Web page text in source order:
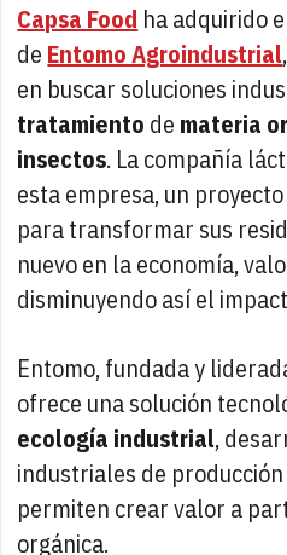
Capsa Food ha adquirido
de Entomo Agroindustrial
en buscar soluciones
tratamiento de materia
insectos. La compañía
esta empresa, un
para transformar sus
nuevo en la economía,
disminuyendo así el
Entomo, fundada y
ofrece una solución
ecología industrial,
industriales de
permiten crear valor a
orgánica.